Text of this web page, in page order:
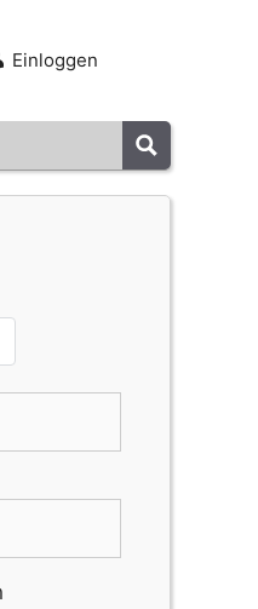
Einloggen